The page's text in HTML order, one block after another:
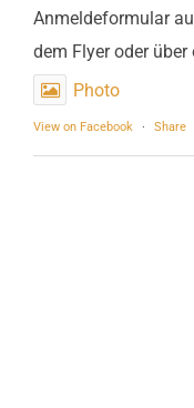
Anmeldeformular
dem Flyer oder
Photo
View on Facebook · Share